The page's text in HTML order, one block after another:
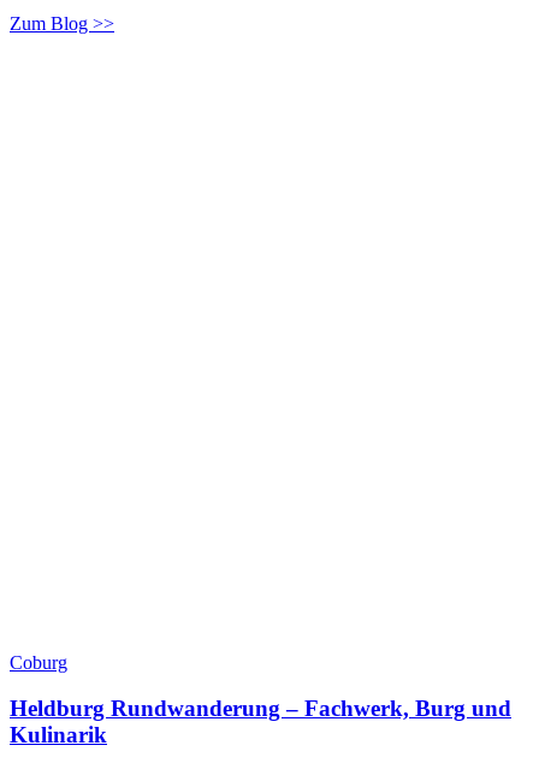
Zum Blog >>
Coburg
Heldburg Rundwanderung – Fachwerk, Burg und
Kulinarik